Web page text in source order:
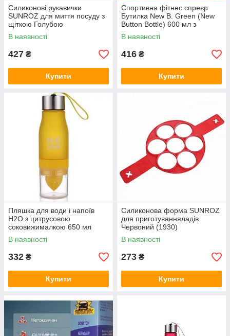
Силиконові рукавички
SUNROZ для миття посуду з
щіткою Голубою
В наявності
427 ₴
Купити
Спортивна фітнес спреєр
Бутилка New B. Green (New
Button Bottle) 600 мл з
розпилювачем, шкалою і
дозатором
В наявності
416 ₴
Купити
Пляшка для води і напоїв
H2O з цитрусовою
соковижималкою 650 мл
Жовта
В наявності
332 ₴
Купити
Силиконова форма SUNROZ
для приготуванняладів
Червоний (1930)
В наявності
273 ₴
Купити